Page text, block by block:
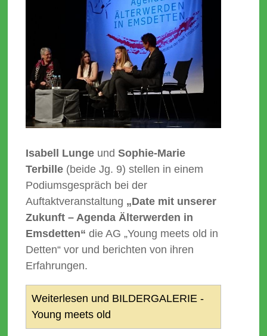
Isabell Lungeund Sophie-Marie
Terbille(beide Jg. 9) stellen in einem
Podiumsgespräch bei der
Auftaktveranstaltung „Date mit unserer
Zukunft – Agenda Älterwerden in
Emsdetten“ die AG „Young meets old in
Detten“ vor und berichten von ihren
Erfahrungen.
Weiterlesen und BILDERGALERIE -
Young meets old